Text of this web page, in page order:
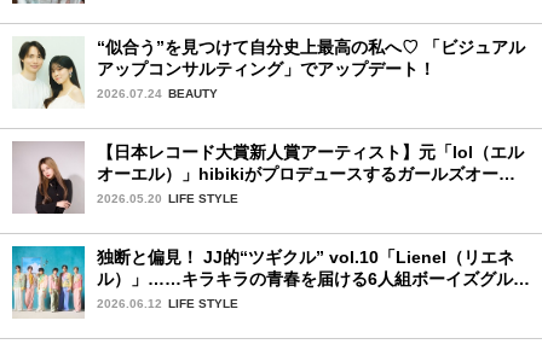
“似合う”を見つけて自分史上最高の私へ♡ 「ビジュアル
アップコンサルティング」でアップデート！
2026.07.24 BEAUTY
【日本レコード大賞新人賞アーティスト】元「lol（エル
オーエル）」hibikiがプロデュースするガールズオーデ
ィションが始動！ 応募は5月31日（日）まで
2026.05.20 LIFE STYLE
独断と偏見！ JJ的“ツギクル” vol.10「Lienel（リエネ
ル）」……キラキラの青春を届ける6人組ボーイズグルー
プ
2026.06.12 LIFE STYLE